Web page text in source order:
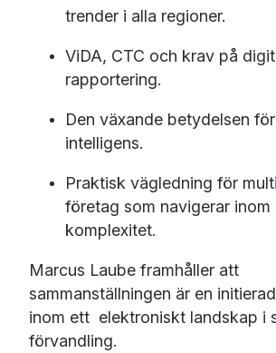
trender i alla regioner.
ViDA, CTC och krav på
rapportering.
Den växande betydelsen
intelligens.
Praktisk vägledning för
företag som navigerar inom
komplexitet.
Marcus Laube framhåller att
sammanställningen är en
inom ett elektroniskt landskap i
förvandling.